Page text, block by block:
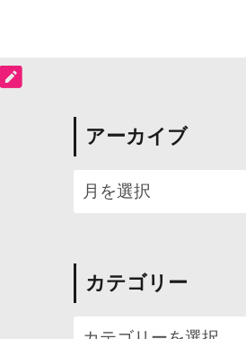
アーカイブ
カテゴリー